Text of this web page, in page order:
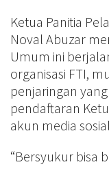
Ketua Panitia
Noval Abuzar
Umum ini
organisasi FTI,
penjaringan
pendaftaran
akun media
“Bersyukur bisa